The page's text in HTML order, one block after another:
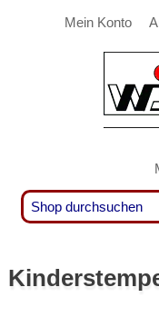
Mein Konto